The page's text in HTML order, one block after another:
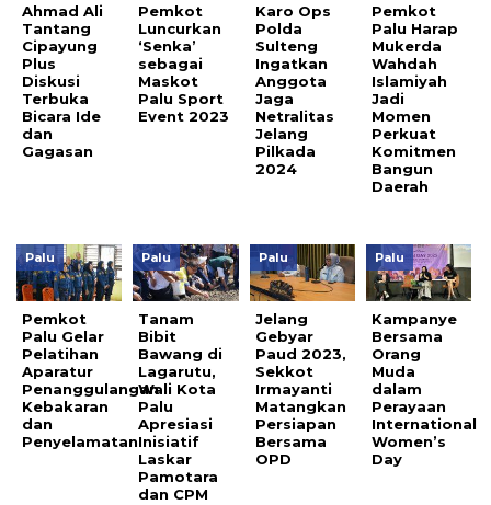
Ahmad Ali
Tantang
Cipayung
Plus
Diskusi
Terbuka
Bicara Ide
dan
Gagasan
Pemkot
Luncurkan
‘Senka’
sebagai
Maskot
Palu Sport
Event 2023
Karo Ops
Polda
Sulteng
Ingatkan
Anggota
Jaga
Netralitas
Jelang
Pilkada
2024
Pemkot
Palu Harap
Mukerda
Wahdah
Islamiyah
Jadi
Momen
Perkuat
Komitmen
Bangun
Daerah
Palu
Pemkot
Palu Gelar
Pelatihan
Aparatur
Penanggulangan
Kebakaran
dan
Penyelamatan
Palu
Tanam
Bibit
Bawang di
Lagarutu,
Wali Kota
Palu
Apresiasi
Inisiatif
Laskar
Pamotara
dan CPM
Palu
Jelang
Gebyar
Paud 2023,
Sekkot
Irmayanti
Matangkan
Persiapan
Bersama
OPD
Palu
Kampanye
Bersama
Orang
Muda
dalam
Perayaan
International
Women’s
Day